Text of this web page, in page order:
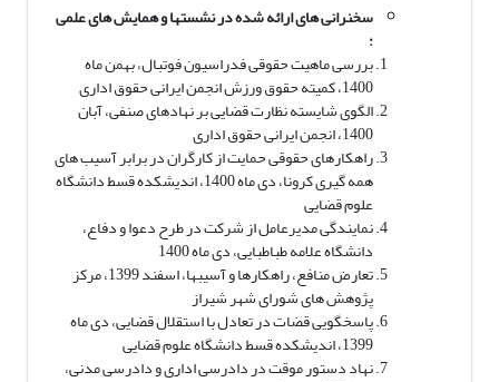
سخنرانی های ارائه شده در نشست­ها و همایش های علمی
:
بررسی ماهیت حقوقی فدراسیون فوتبال، بهمن ماه
1400، کمیته حقوق ورزش انجمن ایرانی حقوق اداری
الگوی شایسته نظارت قضایی بر نهادهای صنفی، آبان
1400، انجمن ایرانی حقوق اداری
راهکارهای حقوقی حمایت از کارگران در برابر آسیب های
همه گیری کرونا، دی ماه 1400، اندیشکده قسط دانشگاه
علوم قضایی
نمایندگی مدیرعامل از شرکت در طرح دعوا و دفاع،
دانشگاه علامه طباطبایی، دی ماه 1400
تعارض منافع، راهکارها و آسیبها، اسفند 1399، مرکز
پژوهش های شورای شهر شیراز
پاسخگویی قضات در تعادل با استقلال قضایی، دی ماه
1399، اندیشکده قسط دانشگاه علوم قضایی
نهاد دستور موقت در دادرسی اداری و دادرسی مدنی،